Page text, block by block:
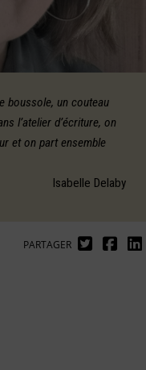
boussole, un couteau
l’atelier d’écriture, on
et on part ensemble
Isabelle Delaby
PARTAGER